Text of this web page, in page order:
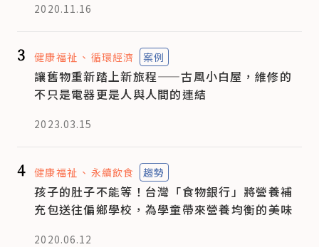
2020.11.16
3 健康福祉 循環經濟 案例
讓舊物重新踏上新旅程——古風小白屋，維修的
不只是電器更是人與人間的連結
2023.03.15
4 健康福祉 永續飲食 趨勢
孩子的肚子不能等！台灣「食物銀行」將營養補
充包送往偏鄉學校，為學童帶來營養均衡的美味
2020.06.12